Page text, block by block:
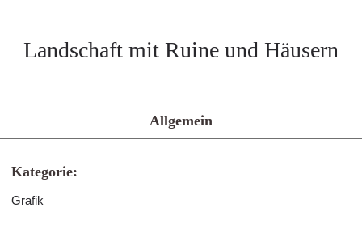
Landschaft mit Ruine und Häusern
Allgemein
Kategorie:
Grafik